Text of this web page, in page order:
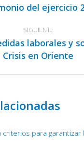
anterior:
del ejercicio
SIGUIENTE
Publicación
siguiente:
laborales y
Crisis en Oriente
criterios para